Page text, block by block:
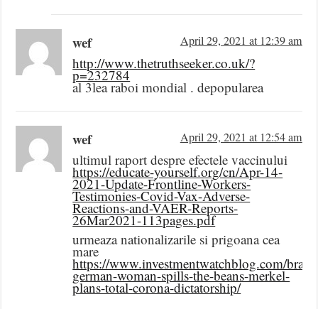
wef April 29, 2021 at 12:39 am
http://www.thetruthseeker.co.uk/?
p=232784
al 3lea raboi mondial . depopularea
wef April 29, 2021 at 12:54 am
ultimul raport despre efectele vaccinului
https://educate-yourself.org/cn/Apr-14-
2021-Update-Frontline-Workers-
Testimonies-Covid-Vax-Adverse-
Reactions-and-VAER-Reports-
26Mar2021-113pages.pdf
urmeaza nationalizarile si prigoana cea
mare
https://www.investmentwatchblog.com/
german-woman-spills-the-beans-merkel-
plans-total-corona-dictatorship/